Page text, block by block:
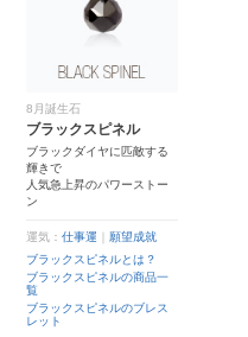
8月誕生石
ブラックスピネル
ブラックダイヤに匹敵する
輝きで
人気急上昇のパワーストー
ン
運気：仕事運
願望成就
ブラックスピネルとは？
ブラックスピネルの商品一
覧
ブラックスピネルのブレス
レット